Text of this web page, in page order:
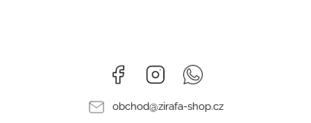
Facebook Instagram
obchod@zirafa-shop.cz